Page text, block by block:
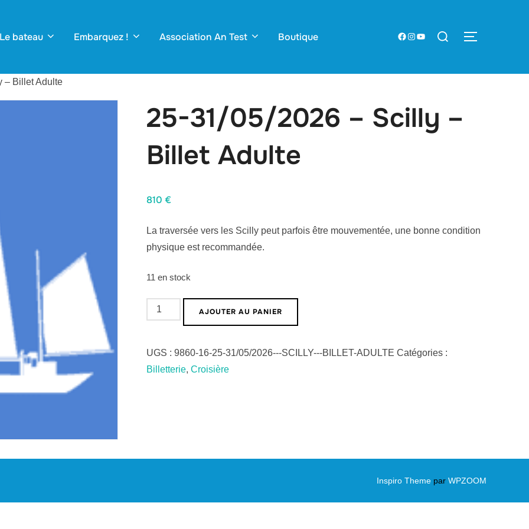
Le bateau Embarquez ! Association An Test Boutique Facebook
Instagram
YouTube
Rechercher :
– Billet Adulte
25-31/05/2026 – Scilly –
Billet Adulte
810 €
La traversée vers les Scilly peut parfois être mouvementée, une bonne condition
physique est recommandée.
11 en stock
quantité
de
31/05/2026
-
AJOUTER AU PANIER
UGS : 9860-16-25-31/05/2026---SCILLY---BILLET-ADULTE Catégories :
Billetterie, Croisière
Inspiro Theme par WPZOOM